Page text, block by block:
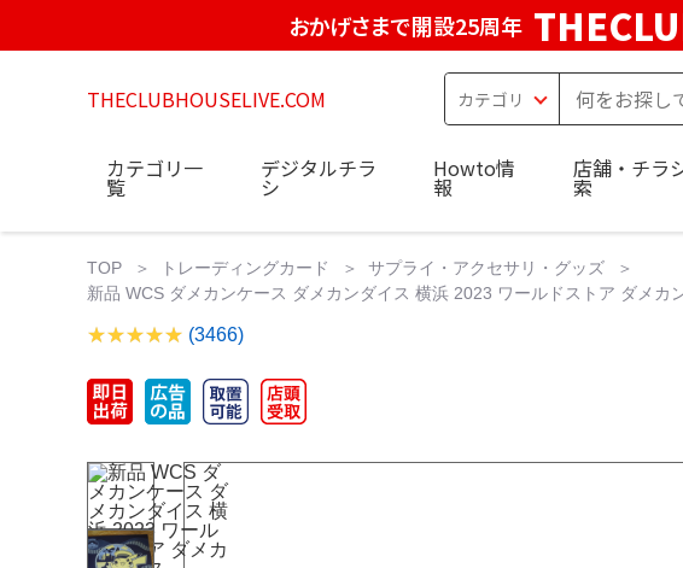
おかげさまで開設25周年
THECLUBHOUSELIVE.COM
カテゴリ一
覧
デジタルチラ
シ
Howto情
報
店舗・チラ
索
TOP トレーディングカード
サプライ・アクセサリ・グッズ
新品 WCS ダメカンケース ダメカンダイス 横浜 2023 ワールドストア ダメ
(3466)